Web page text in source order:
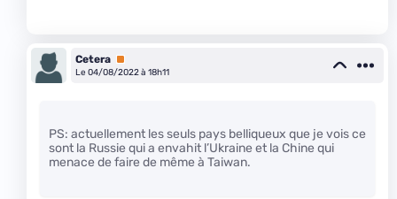
Cetera Premium
Le 04/08/2022 à 18h11
PS: actuellement les seuls pays belliqueux que je vois ce
sont la Russie qui a envahit l’Ukraine et la Chine qui
menace de faire de même à Taiwan.